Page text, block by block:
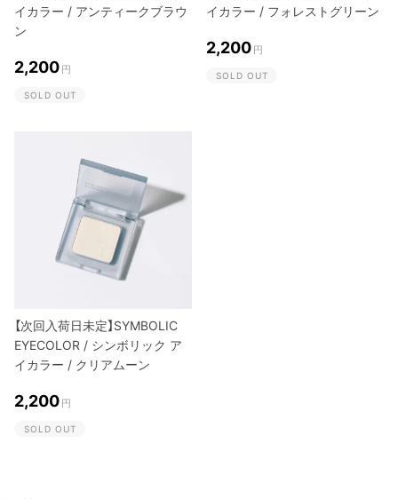
イカラー / アンティークブラウ
ン
2,200 円
SOLD OUT
イカラー / フォレストグリーン
2,200 円
SOLD OUT
【次回入荷日未定】SYMBOLIC
EYECOLOR / シンボリック ア
イカラー / クリアムーン
2,200 円
SOLD OUT